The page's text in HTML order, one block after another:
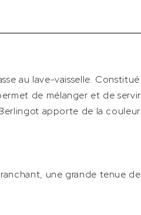
au lave-vaisselle. Constitué
de mélanger et de servir
apporte de la couleur
une grande tenue de